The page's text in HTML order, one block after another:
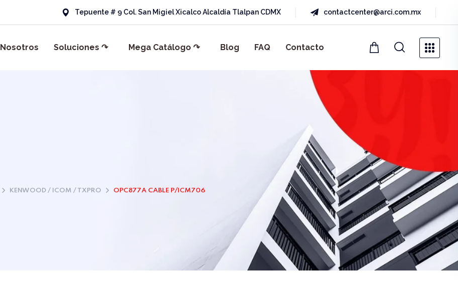
Tepuente # 9 Col. San Migiel Xicalco Alcaldía Tlalpan CDMX contactcenter@arci.com.mx
Nosotros Soluciones ↷ Mega Catálogo ↷ Blog FAQ Contacto
KENWOOD / ICOM / TXPRO OPC877A CABLE P/ICM706